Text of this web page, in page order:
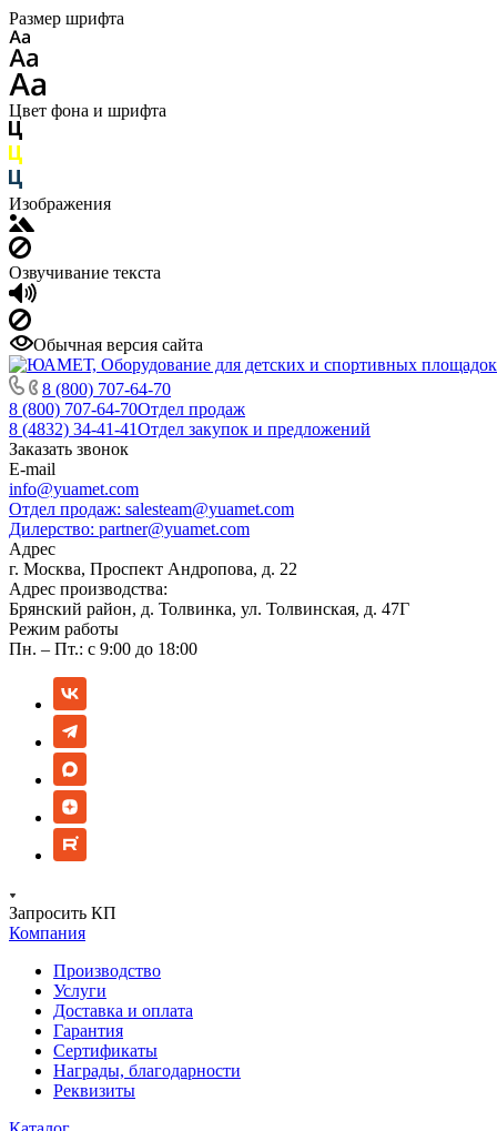
Размер шрифта
Цвет фона и шрифта
Изображения
Озвучивание текста
Обычная версия сайта
8 (800) 707-64-70
8 (800) 707-64-70Отдел продаж
8 (4832) 34-41-41Отдел закупок и предложений
Заказать звонок
E-mail
info@yuamet.com
Отдел продаж: salesteam@yuamet.com
Дилерство: partner@yuamet.com
Адрес
г. Москва, Проспект Андропова, д. 22
Адрес производства:
Брянский район, д. Толвинка, ул. Толвинская, д. 47Г
Режим работы
Пн. – Пт.: с 9:00 до 18:00
Запросить КП
Компания
Производство
Услуги
Доставка и оплата
Гарантия
Сертификаты
Награды, благодарности
Реквизиты